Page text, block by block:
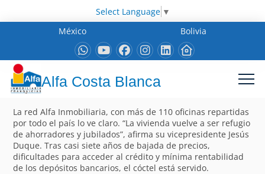
Select Language ▼
México
Bolivia
Alfa Costa Blanca
La red Alfa Inmobiliaria, con más de 110 oficinas repartidas
por todo el país lo ve claro. “La vivienda vuelve a ser refugio
de ahorradores y jubilados”, afirma su vicepresidente Jesús
Duque. Tras casi siete años de bajada de precios,
dificultades para acceder al crédito y mínima rentabilidad
de los depósitos bancarios, el cóctel está servido.